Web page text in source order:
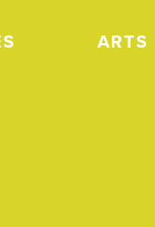
ARTS